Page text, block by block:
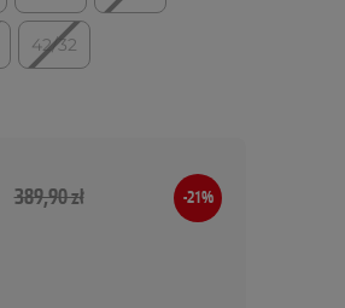
42/32
389,90 zł -21%